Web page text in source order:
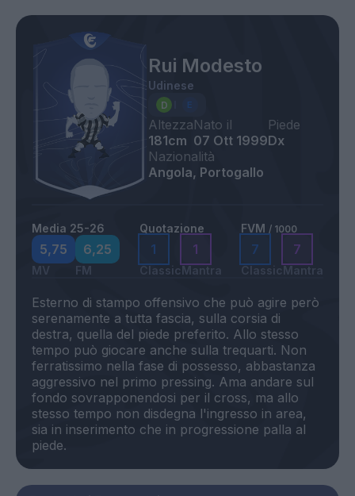
Rui Modesto
Udinese
Altezza
181cm
Nato il
07 Ott 1999
Piede
Dx
Nazionalità
Angola, Portogallo
Media 25-26
5,75
MV
6,25
FM
Quotazione
1
Classic
1
Mantra
FVM / 1000
7
Classic
7
Mantra
Esterno di stampo offensivo che può agire però
serenamente a tutta fascia, sulla corsia di
destra, quella del piede preferito. Allo stesso
tempo può giocare anche sulla trequarti. Non
ferratissimo nella fase di possesso, abbastanza
aggressivo nel primo pressing. Ama andare sul
fondo sovrapponendosi per il cross, ma allo
stesso tempo non disdegna l'ingresso in area,
sia in inserimento che in progressione palla al